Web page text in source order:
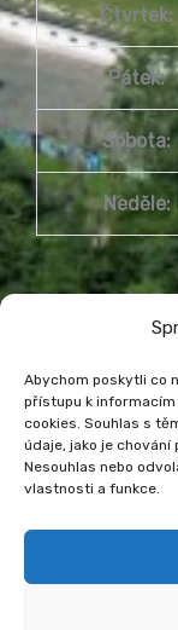
Abychom poskytli co
přístupu k informacím
cookies. Souhlas s
údaje, jako je chování
Nesouhlas nebo
vlastnosti a funkce.
Čtvrtek:
Pátek:
Sobota:
Neděle:
Městská
Zásady